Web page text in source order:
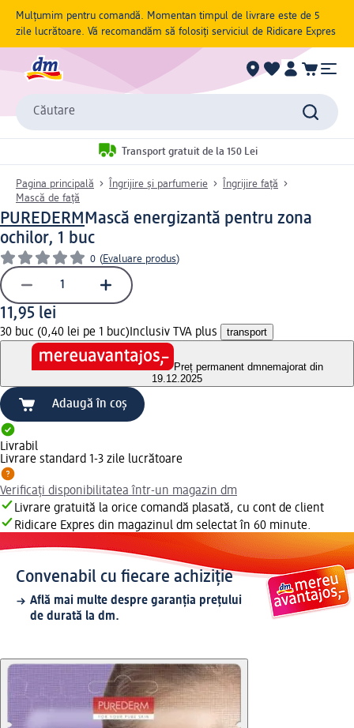
Mulțumim pentru comandă. Momentan timpul de livrare este de 5
zile lucrătoare. Vă recomandăm să folosiți serviciul de Ridicare Expres
Căutare
Transport gratuit de la 150 Lei
Pagina principală Îngrijire și parfumerie
Îngrijire față
Mască de față
PUREDERMMască energizantă pentru zona
ochilor, 1 buc
0 (Evaluare produs)
11,95 lei
30 buc (0,40 lei pe 1 buc) Inclusiv TVA plus transport
Preț permanent dmnemajorat din
19.12.2025
Adaugă în coș
Livrabil
Livrare standard 1-3 zile lucrătoare
Verificați disponibilitatea într-un magazin dm
Livrare gratuită la orice comandă plasată, cu cont de client
Ridicare Expres din magazinul dm selectat în 60 minute.
Convenabil cu fiecare achiziție
Află mai multe despre garanția prețului
de durată la dm.